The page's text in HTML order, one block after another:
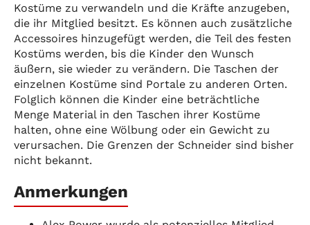
Kostüme zu verwandeln und die Kräfte anzugeben,
die ihr Mitglied besitzt. Es können auch zusätzliche
Accessoires hinzugefügt werden, die Teil des festen
Kostüms werden, bis die Kinder den Wunsch
äußern, sie wieder zu verändern. Die Taschen der
einzelnen Kostüme sind Portale zu anderen Orten.
Folglich können die Kinder eine beträchtliche
Menge Material in den Taschen ihrer Kostüme
halten, ohne eine Wölbung oder ein Gewicht zu
verursachen. Die Grenzen der Schneider sind bisher
nicht bekannt.
Anmerkungen